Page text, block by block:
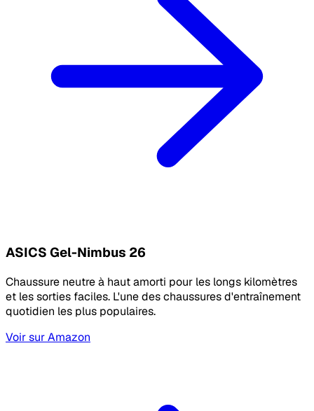
ASICS Gel-Nimbus 26
Chaussure neutre à haut amorti pour les longs kilomètres
et les sorties faciles. L'une des chaussures d'entraînement
quotidien les plus populaires.
Voir sur Amazon